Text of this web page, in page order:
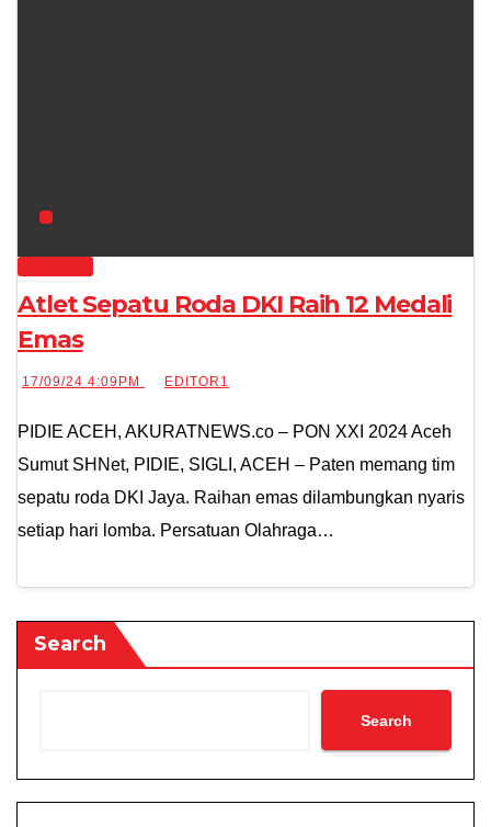
Atlet Sepatu Roda DKI Raih 12 Medali
Emas
17/09/24 4:09PM EDITOR1
PIDIE ACEH, AKURATNEWS.co – PON XXI 2024 Aceh
Sumut SHNet, PIDIE, SIGLI, ACEH – Paten memang tim
sepatu roda DKI Jaya. Raihan emas dilambungkan nyaris
setiap hari lomba. Persatuan Olahraga…
Search
Search